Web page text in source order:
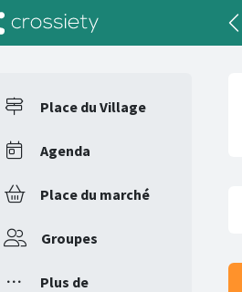
Place du Village
Agenda
Place du marché
Groupes
Plus de